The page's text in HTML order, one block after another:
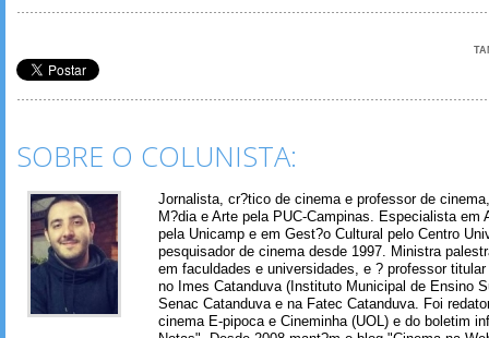
SOBRE O COLUNISTA:
Jornalista, cr?tico de cinema e professor de
M?dia e Arte pela PUC-Campinas. Especialista em
pela Unicamp e em Gest?o Cultural pelo Centro
pesquisador de cinema desde 1997. Ministra
em faculdades e universidades, e ? professor
no Imes Catanduva (Instituto Municipal de Ensino
Senac Catanduva e na Fatec Catanduva. Foi
cinema E-pipoca e Cineminha (UOL) e do boletim